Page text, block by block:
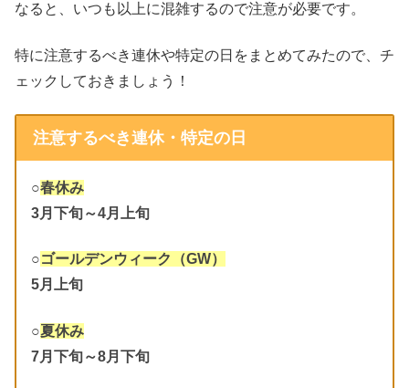
なると、いつも以上に混雑するので注意が必要です。
特に注意するべき連休や特定の日をまとめてみたので、チ
ェックしておきましょう！
注意するべき連休・特定の日
○春休み
3月下旬～4月上旬
○ゴールデンウィーク（GW）
5月上旬
○夏休み
7月下旬～8月下旬